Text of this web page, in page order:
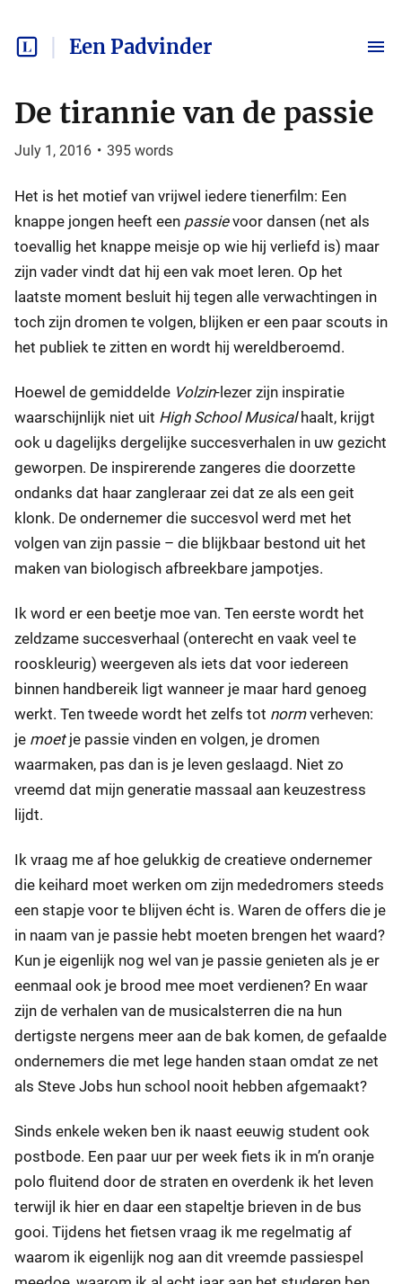
Een Padvinder
De tirannie van de passie
July 1, 2016 • 395 words
Het is het motief van vrijwel iedere tienerfilm: Een
knappe jongen heeft een passievoor dansen (net als
toevallig het knappe meisje op wie hij verliefd is) maar
zijn vader vindt dat hij een vak moet leren. Op het
laatste moment besluit hij tegen alle verwachtingen in
toch zijn dromen te volgen, blijken er een paar scouts in
het publiek te zitten en wordt hij wereldberoemd.
Hoewel de gemiddelde Volzin-lezer zijn inspiratie
waarschijnlijk niet uit High School Musicalhaalt, krijgt
ook u dagelijks dergelijke succesverhalen in uw gezicht
geworpen. De inspirerende zangeres die doorzette
ondanks dat haar zangleraar zei dat ze als een geit
klonk. De ondernemer die succesvol werd met het
volgen van zijn passie – die blijkbaar bestond uit het
maken van biologisch afbreekbare jampotjes.
Ik word er een beetje moe van. Ten eerste wordt het
zeldzame succesverhaal (onterecht en vaak veel te
rooskleurig) weergeven als iets dat voor iedereen
binnen handbereik ligt wanneer je maar hard genoeg
werkt. Ten tweede wordt het zelfs tot normverheven:
je moetje passie vinden en volgen, je dromen
waarmaken, pas dan is je leven geslaagd. Niet zo
vreemd dat mijn generatie massaal aan keuzestress
lijdt.
Ik vraag me af hoe gelukkig de creatieve ondernemer
die keihard moet werken om zijn mededromers steeds
een stapje voor te blijven écht is. Waren de offers die je
in naam van je passie hebt moeten brengen het waard?
Kun je eigenlijk nog wel van je passie genieten als je er
eenmaal ook je brood mee moet verdienen? En waar
zijn de verhalen van de musicalsterren die na hun
dertigste nergens meer aan de bak komen, de gefaalde
ondernemers die met lege handen staan omdat ze net
als Steve Jobs hun school nooit hebben afgemaakt?
Sinds enkele weken ben ik naast eeuwig student ook
postbode. Een paar uur per week fiets ik in m’n oranje
polo fluitend door de straten en overdenk ik het leven
terwijl ik hier en daar een stapeltje brieven in de bus
gooi. Tijdens het fietsen vraag ik me regelmatig af
waarom ik eigenlijk nog aan dit vreemde passiespel